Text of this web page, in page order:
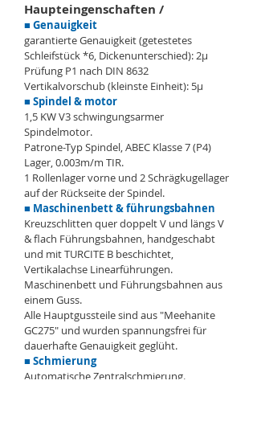
Haupteingenschaften /
■ Genauigkeit
garantierte Genauigkeit (getestetes
Schleifstück *6, Dickenunterschied): 2μ
Prüfung P1 nach DIN 8632
Vertikalvorschub (kleinste Einheit): 5μ
■ Spindel & motor
1,5 KW V3 schwingungsarmer
Spindelmotor.
Patrone-Typ Spindel, ABEC Klasse 7 (P4)
Lager, 0.003m/m TIR.
1 Rollenlager vorne und 2 Schrägkugellager
auf der Rückseite der Spindel.
■ Maschinenbett & führungsbahnen
Kreuzschlitten quer doppelt V und längs V
& flach Führungsbahnen, handgeschabt
und mit TURCITE B beschichtet,
Vertikalachse Linearführungen.
Maschinenbett und Führungsbahnen aus
einem Guss.
Alle Hauptgussteile sind aus "Meehanite
GC275" und wurden spannungsfrei für
dauerhafte Genauigkeit geglüht.
■ Schmierung
Automatische Zentralschmierung.